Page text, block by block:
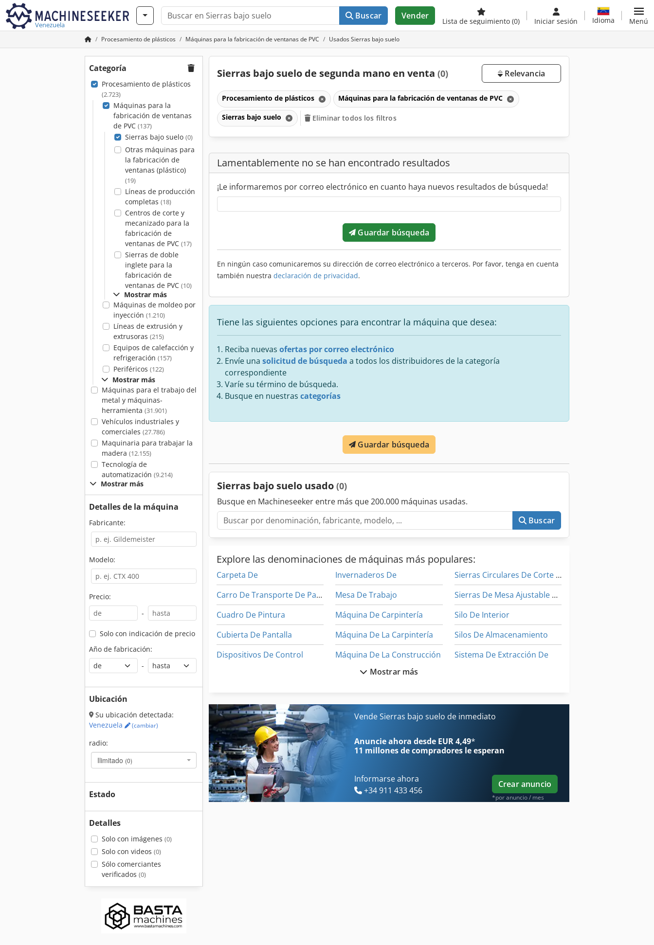
Venezuela
Buscar Vender
Lista de seguimiento (0) Iniciar sesión Idioma Menú
Procesamiento de plásticos Máquinas para la fabricación de ventanas de PVC Usados Sierras bajo suelo
Categoría
Procesamiento de plásticos
(2.723)
Máquinas para la
fabricación de ventanas
de PVC (137)
Sierras bajo suelo (0)
Otras máquinas para
la fabricación de
ventanas (plástico)
(19)
Líneas de producción
completas (18)
Centros de corte y
mecanizado para la
fabricación de
ventanas de PVC (17)
Sierras de doble
inglete para la
fabricación de
ventanas de PVC (10)
Mostrar más
Máquinas de moldeo por
inyección (1.210)
Líneas de extrusión y
extrusoras (215)
Equipos de calefacción y
refrigeración (157)
Periféricos (122)
Mostrar más
Máquinas para el trabajo del
metal y máquinas-
herramienta (31.901)
Vehículos industriales y
comerciales (27.786)
Maquinaria para trabajar la
madera (12.155)
Tecnología de
automatización (9.214)
Mostrar más
Detalles de la máquina
Fabricante:
Modelo:
Precio:
-
Solo con indicación de precio
Año de fabricación:
-
Ubicación
Su ubicación detectada:
Venezuela
(cambiar)
radio:
Ilimitado (0)
Estado
Detalles
Solo con imágenes (0)
Solo con videos (0)
Sólo comerciantes
verificados (0)
Sierras bajo suelo de segunda mano en venta (0) Relevancia
Procesamiento de plásticos Máquinas para la fabricación de ventanas de PVC
Sierras bajo suelo Eliminar todos los filtros
Lamentablemente no se han encontrado resultados
¡Le informaremos por correo electrónico en cuanto haya nuevos resultados de búsqueda!
Guardar búsqueda
En ningún caso comunicaremos su dirección de correo electrónico a terceros. Por favor, tenga en cuenta
también nuestra declaración de privacidad.
Tiene las siguientes opciones para encontrar la máquina que desea:
Reciba nuevas ofertas por correo electrónico
Envíe una solicitud de búsqueda a todos los distribuidores de la categoría
correspondiente
Varíe su término de búsqueda.
Busque en nuestras categorías
Guardar búsqueda
Sierras bajo suelo usado (0)
Busque en Machineseeker entre más que 200.000 máquinas usadas.
Buscar
Explore las denominaciones de máquinas más populares:
Carpeta De
Carro De Transporte De Panel
Cuadro De Pintura
Cubierta De Pantalla
Dispositivos De Control
Herramienta De Máquina
Instrucciones De Programación
Invernaderos De
Mesa De Trabajo
Máquina De Carpintería
Máquina De La Carpintería
Máquina De La Construcción
Panel De Control
Prensa De Taller
Sierras Circulares De Corte De Metales
Sierras De Mesa Ajustable En Altura
Silo De Interior
Silos De Almacenamiento
Sistema De Extracción De
Mostrar más
Vende Sierras bajo suelo de inmediato
Anuncie ahora desde EUR 4,49*
11 millones de compradores le esperan
Informarse ahora
+34 911 433 456
Crear anuncio
*por anuncio / mes